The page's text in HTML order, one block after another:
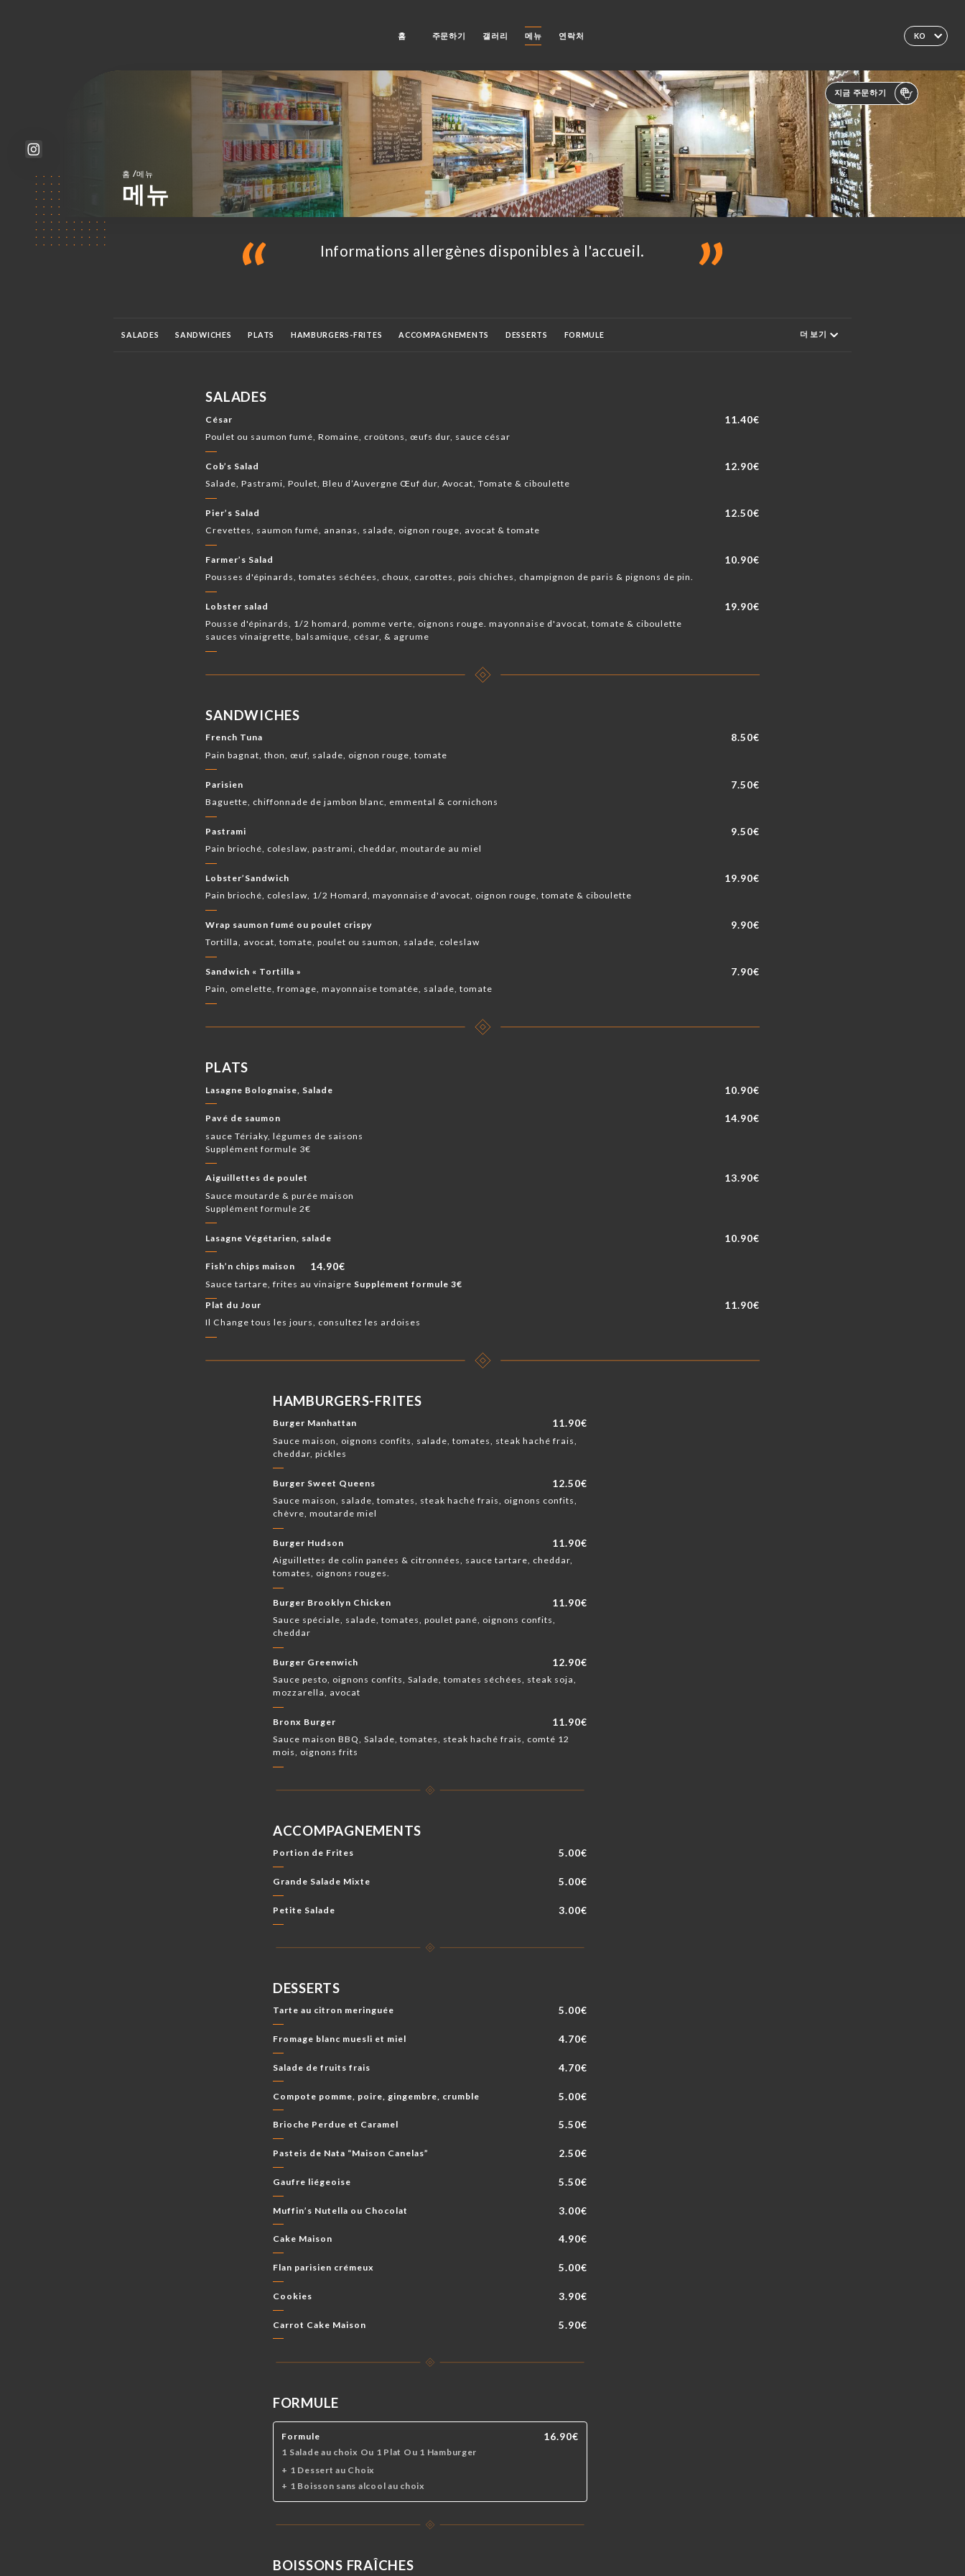
KO
홈 주문하기 갤러리 메뉴 연락처
지금 주문하기
홈 /메뉴
메뉴
Informations allergènes disponibles à l'accueil.
SALADES SANDWICHES PLATS HAMBURGERS-FRITES ACCOMPAGNEMENTS DESSERTS FORMULE 더 보기
SALADES
César 11.40€
Poulet ou saumon fumé, Romaine, croûtons, œufs dur, sauce césar
Cob’s Salad 12.90€
Salade, Pastrami, Poulet, Bleu d’Auvergne Œuf dur, Avocat, Tomate & ciboulette
Pier’s Salad 12.50€
Crevettes, saumon fumé, ananas, salade, oignon rouge, avocat & tomate
Farmer’s Salad 10.90€
Pousses d'épinards, tomates séchées, choux, carottes, pois chiches, champignon de paris & pignons de pin.
Lobster salad 19.90€
Pousse d'épinards, 1/2 homard, pomme verte, oignons rouge. mayonnaise d'avocat, tomate & ciboulette
sauces vinaigrette, balsamique, césar, & agrume
SANDWICHES
French Tuna 8.50€
Pain bagnat, thon, œuf, salade, oignon rouge, tomate
Parisien 7.50€
Baguette, chiffonnade de jambon blanc, emmental & cornichons
Pastrami 9.50€
Pain brioché, coleslaw, pastrami, cheddar, moutarde au miel
Lobster’Sandwich 19.90€
Pain brioché, coleslaw, 1/2 Homard, mayonnaise d'avocat, oignon rouge, tomate & ciboulette
Wrap saumon fumé ou poulet crispy 9.90€
Tortilla, avocat, tomate, poulet ou saumon, salade, coleslaw
Sandwich « Tortilla » 7.90€
Pain, omelette, fromage, mayonnaise tomatée, salade, tomate
PLATS
Lasagne Bolognaise, Salade 10.90€
Pavé de saumon 14.90€
sauce Tériaky, légumes de saisons
Supplément formule 3€
Aiguillettes de poulet 13.90€
Sauce moutarde & purée maison
Supplément formule 2€
Lasagne Végétarien, salade 10.90€
Fish’n chips maison 14.90€
Sauce tartare, frites au vinaigre Supplément formule 3€
Plat du Jour
11.90€
Il Change tous les jours, consultez les ardoises
HAMBURGERS-FRITES
Burger Manhattan 11.90€
Sauce maison, oignons confits, salade, tomates, steak haché frais,
cheddar, pickles
Burger Sweet Queens 12.50€
Sauce maison, salade, tomates, steak haché frais, oignons confits,
chèvre, moutarde miel
Burger Hudson 11.90€
Aiguillettes de colin panées & citronnées, sauce tartare, cheddar,
tomates, oignons rouges.
Burger Brooklyn Chicken 11.90€
Sauce spéciale, salade, tomates, poulet pané, oignons confits,
cheddar
Burger Greenwich 12.90€
Sauce pesto, oignons confits, Salade, tomates séchées, steak soja,
mozzarella, avocat
Bronx Burger 11.90€
Sauce maison BBQ, Salade, tomates, steak haché frais, comté 12
mois, oignons frits
ACCOMPAGNEMENTS
Portion de Frites 5.00€
Grande Salade Mixte 5.00€
Petite Salade 3.00€
DESSERTS
Tarte au citron meringuée 5.00€
Fromage blanc muesli et miel 4.70€
Salade de fruits frais 4.70€
Compote pomme, poire, gingembre, crumble 5.00€
Brioche Perdue et Caramel 5.50€
Pasteis de Nata “Maison Canelas” 2.50€
Gaufre liégeoise 5.50€
Muffin’s Nutella ou Chocolat 3.00€
Cake Maison 4.90€
Flan parisien crémeux 5.00€
Cookies 3.90€
Carrot Cake Maison 5.90€
FORMULE
Formule 16.90€
1 Salade au choix Ou 1 Plat Ou 1 Hamburger
+ 1 Dessert au Choix
+ 1 Boisson sans alcool au choix
BOISSONS FRAÎCHES